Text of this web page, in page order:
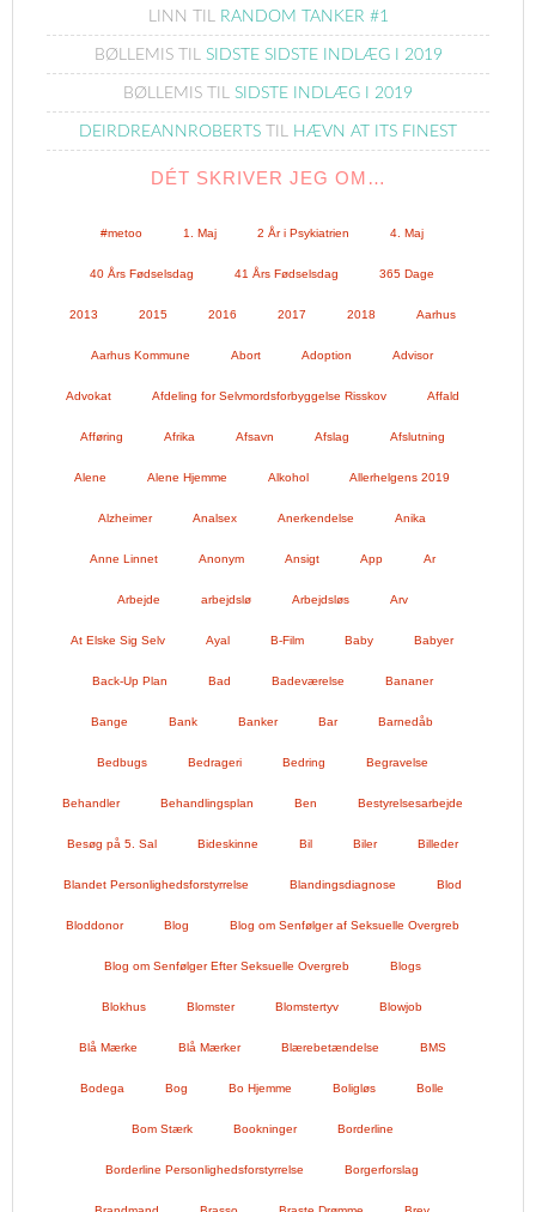
LINN TIL RANDOM TANKER #1
BØLLEMISTIL SIDSTE SIDSTE INDLÆG I 2019
BØLLEMIS TIL SIDSTE INDLÆG I 2019
DEIRDREANNROBERTS TIL HÆVN AT ITS FINEST
DÉT SKRIVER JEG OM…
#metoo 1. Maj 2 År i Psykiatrien 4. Maj
40 Års Fødselsdag 41 Års Fødselsdag 365 Dage
2013 2015 2016 2017 2018 Aarhus
Aarhus Kommune Abort Adoption Advisor
Advokat Afdeling for Selvmordsforbyggelse Risskov Affald
Afføring Afrika Afsavn Afslag Afslutning
Alene Alene Hjemme Alkohol Allerhelgens 2019
Alzheimer Analsex Anerkendelse Anika
Anne Linnet Anonym Ansigt App Ar
Arbejde arbejdslø Arbejdsløs Arv
At Elske Sig Selv Ayal B-Film Baby Babyer
Back-Up Plan Bad Badeværelse Bananer
Bange Bank Banker Bar Barnedåb
Bedbugs Bedrageri Bedring Begravelse
Behandler Behandlingsplan Ben Bestyrelsesarbejde
Besøg på 5. Sal Bideskinne Bil Biler Billeder
Blandet Personlighedsforstyrrelse Blandingsdiagnose Blod
Bloddonor Blog Blog om Senfølger af Seksuelle Overgreb
Blog om Senfølger Efter Seksuelle Overgreb Blogs
Blokhus Blomster Blomstertyv Blowjob
Blå Mærke Blå Mærker Blærebetændelse BMS
Bodega Bog Bo Hjemme Boligløs Bolle
Bom Stærk Bookninger Borderline
Borderline Personlighedsforstyrrelse Borgerforslag